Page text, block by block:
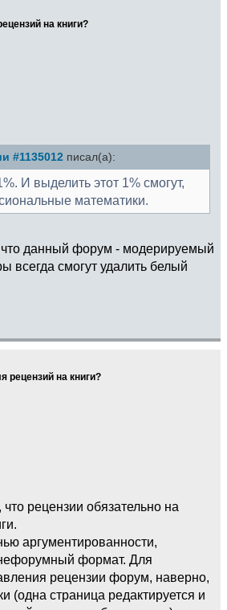
на книги?
#1135012 писал(а):
И выделить этот 1% смогут,
математики.
данный форум - модерируемый
всегда смогут удалить белый
рецензий на книги?
рецензии обязательно на
аргументированности,
формат. Для
рецензии форум, наверно,
(одна страница редактируется и